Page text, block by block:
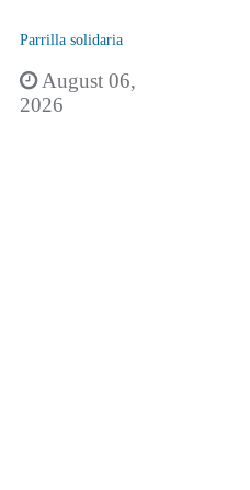
Parrilla solidaria
August 06,
2026